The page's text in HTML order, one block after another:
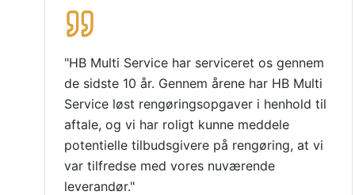
"HB Multi Service har serviceret os gennem
de sidste 10 år. Gennem årene har HB Multi
Service løst rengøringsopgaver i henhold til
aftale, og vi har roligt kunne meddele
potentielle tilbudsgivere på rengøring, at vi
var tilfredse med vores nuværende
leverandør."